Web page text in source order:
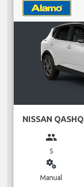
NISSAN
group
5
miscellaneous_services
Manual